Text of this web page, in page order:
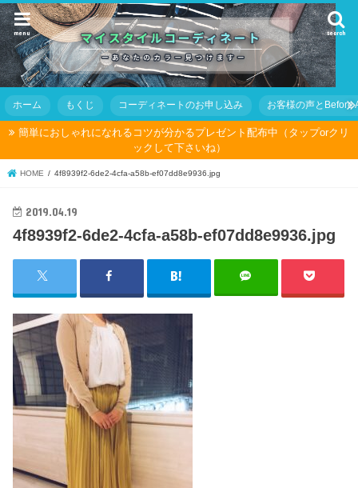
search
menu
ホーム もくじ コーディネートのお申し込み お客様の声とBefore
簡単におしゃれになれるコツが分かるプレゼント配布中（タップorクリ
ックして下さいね）
HOME 4f8939f2-6de2-4cfa-a58b-ef07dd8e9936.jpg
2019.04.19
4f8939f2-6de2-4cfa-a58b-ef07dd8e9936.jpg